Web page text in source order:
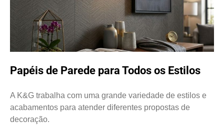
Papéis de Parede para Todos os Estilos
A K&G trabalha com uma grande variedade de estilos e
acabamentos para atender diferentes propostas de
decoração.